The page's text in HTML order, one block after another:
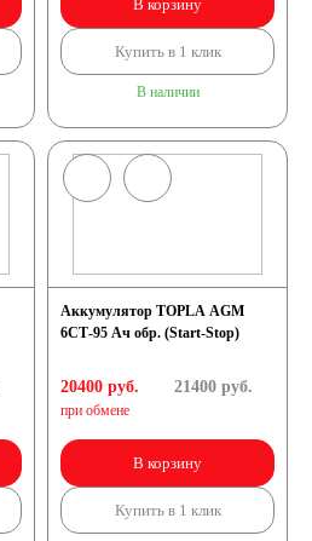
В корзину
Купить в 1 клик
В наличии
Аккумулятор TOPLA AGM
6СТ-95 Ач обр. (Start-Stop)
20400 руб.
при обмене
21400руб.
В корзину
Купить в 1 клик